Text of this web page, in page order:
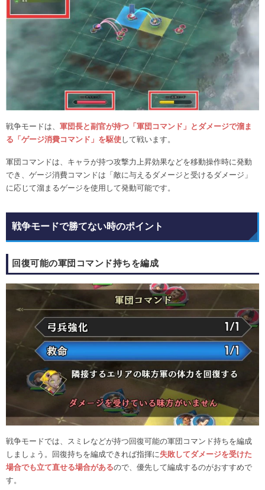
戦争モードは、 軍団長と副官が持つ「軍団コマンド」とダメージで溜ま
る「ゲージ消費コマンド」を駆使して戦います。
軍団コマンドは、キャラが持つ攻撃力上昇効果などを移動操作時に発動
でき、ゲージ消費コマンドは「敵に与えるダメージと受けるダメージ」
に応じて溜まるゲージを使用して発動可能です。
戦争モードで勝てない時のポイント
回復可能の軍団コマンド持ちを編成
戦争モードでは、スミレなどが持つ回復可能の軍団コマンド持ちを編成
しましょう。回復持ちを編成できれば指揮に 失敗してダメージを受けた
場合でも立て直せる場合があるので、優先して編成するのがおすすめで
す。